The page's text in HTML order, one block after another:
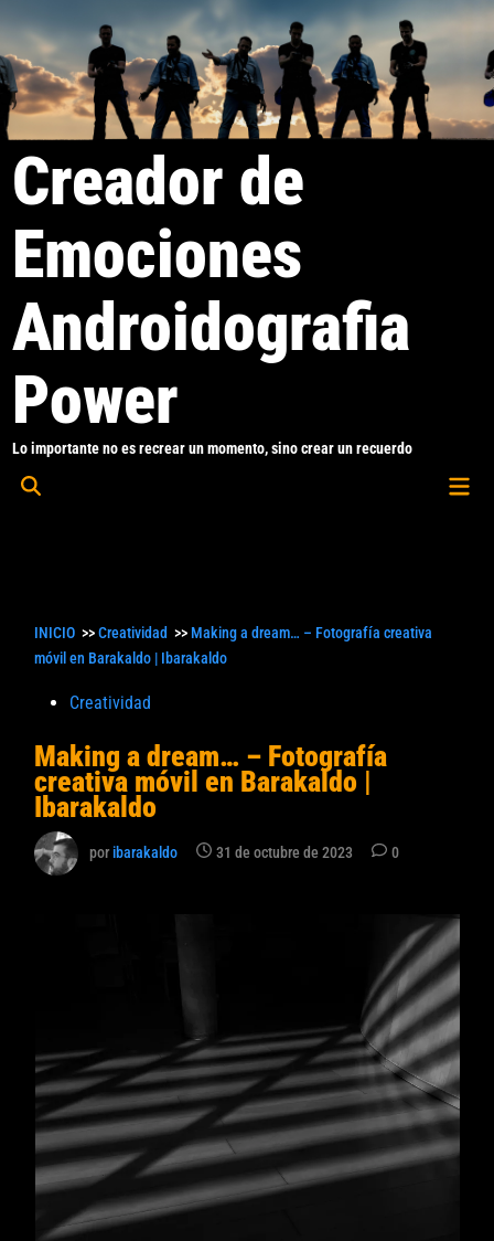
al
contenido
Creador de
Emociones
Androidografia
Power
Lo importante no es recrear un momento, sino crear un recuerdo
Abrir
INICIO >>Creatividad >> Making a dream… – Fotografía creativa
móvil en Barakaldo | Ibarakaldo
Publicado
Creatividad
Making a dream… – Fotografía
creativa móvil en Barakaldo |
Ibarakaldo
poribarakaldo 31 de octubre de 2023 0